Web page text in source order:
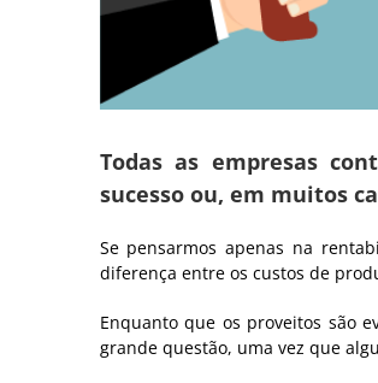
Todas as empresas
sucesso ou, em muitos
Se pensarmos apenas na
diferença entre os custos de
Enquanto que os proveitos são
grande questão, uma vez que